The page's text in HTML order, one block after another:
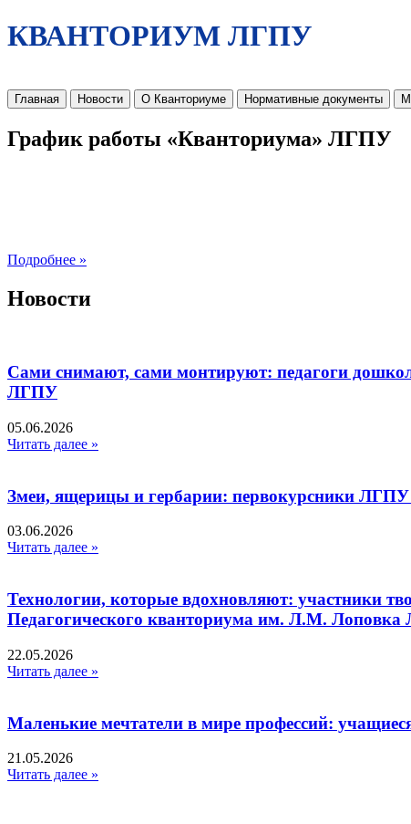
КВАНТОРИУМ ЛГПУ
Главная Новости О Кванториуме Нормативные документы
График работы «Кванториума» ЛГПУ
Подробнее »
Новости
Сами снимают, сами монтируют: педагоги
ЛГПУ​
05.06.2026
Читать далее »
Змеи, ящерицы и гербарии: первокурсники
03.06.2026
Читать далее »
Технологии, которые вдохновляют: участники
Педагогического кванториума им. Л.М.
22.05.2026
Читать далее »
Маленькие мечтатели в мире профессий:
21.05.2026
Читать далее »